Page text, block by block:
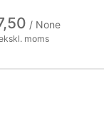
/ None
moms